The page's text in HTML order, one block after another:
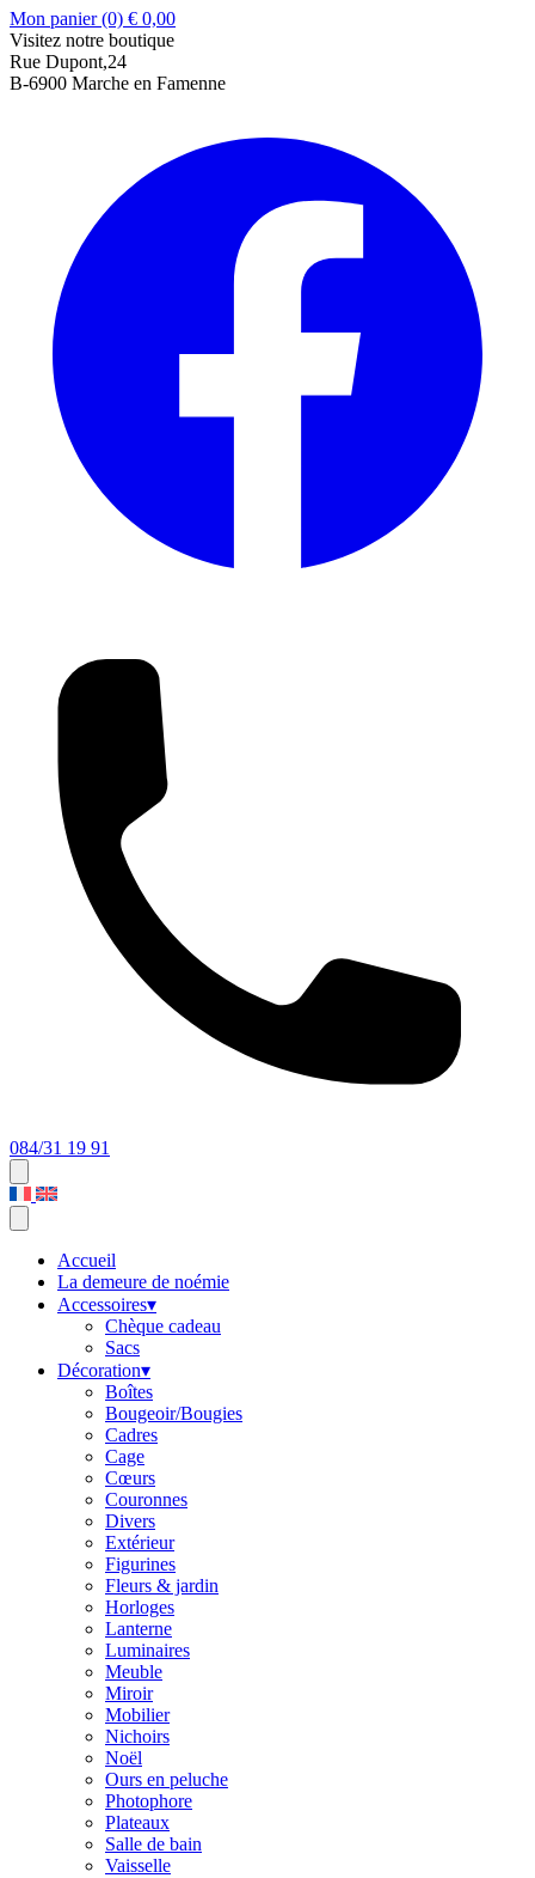
Mon panier (0) € 0,00
Visitez notre boutique
Rue Dupont,24
B-6900 Marche en Famenne
084/31 19 91
Accueil
La demeure de noémie
Accessoires▾
Chèque cadeau
Sacs
Décoration▾
Boîtes
Bougeoir/Bougies
Cadres
Cage
Cœurs
Couronnes
Divers
Extérieur
Figurines
Fleurs & jardin
Horloges
Lanterne
Luminaires
Meuble
Miroir
Mobilier
Nichoirs
Noël
Ours en peluche
Photophore
Plateaux
Salle de bain
Vaisselle